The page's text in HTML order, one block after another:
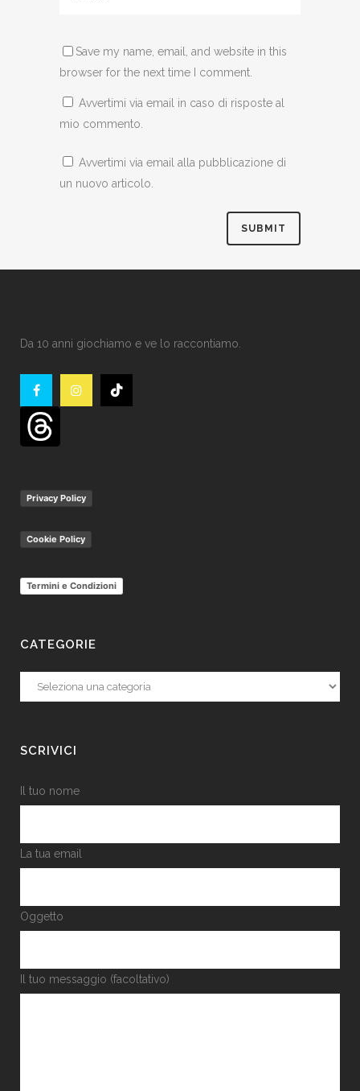
Save my name, email, and website in this
browser for the next time I comment.
Avvertimi via email in caso di risposte al
mio commento.
Avvertimi via email alla pubblicazione di
un nuovo articolo.
Da 10 anni giochiamo e ve lo raccontiamo.
Privacy Policy
Cookie Policy
Termini e Condizioni
CATEGORIE
Categorie
SCRIVICI
Il tuo nome
La tua email
Oggetto
Il tuo messaggio (facoltativo)